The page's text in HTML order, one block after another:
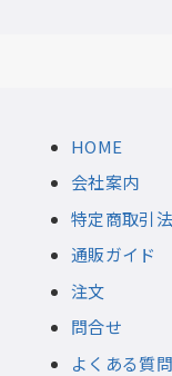
HOME
会社案内
特定商取引
通販ガイド
注文
問合せ
よくある質問